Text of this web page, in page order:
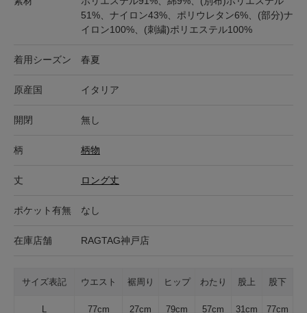
51%、ナイロン43%、ポリウレタン6%、(部分)ナ
イロン100%、(刺繍)ポリエステル100%
着用シーズン 春夏
原産国 イタリア
開閉 無し
柄 柄物
丈 ロング丈
ポケット有無 なし
在庫店舗 RAGTAG神戸店
サイズ表記 ウエスト 裾周り ヒップ わたり 股上 股下
77cm 27cm 79cm 57cm 31cm 77cm